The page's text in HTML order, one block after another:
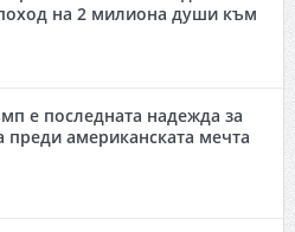
на 2 милиона души към
е последната надежда за
преди американската мечта